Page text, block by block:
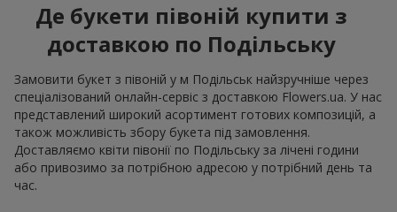
Де букети півоній купити з
доставкою по Подільську
Замовити букет з півоній у м Подільськ найзручніше через
спеціалізований онлайн-сервіс з доставкою Flowers.ua. У нас
представлений широкий асортимент готових композицій, а
також можливість збору букета під замовлення.
Доставляємо квіти півонії по Подільську за лічені години
або привозимо за потрібною адресою у потрібний день та
час.